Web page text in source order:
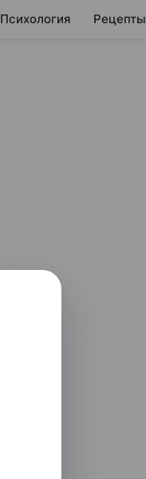
Психология Рецепты